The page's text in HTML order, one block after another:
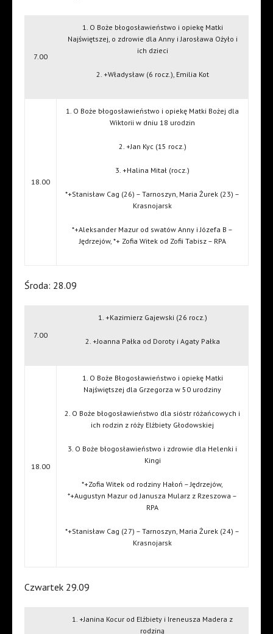
7.00
1. O Boże błogosławieństwo i opiekę Matki
Najświętszej, o zdrowie dla Anny i Jarosława Ożyło i
ich dzieci
2. +Władysław (6 rocz.), Emilia Kot
18.00
1. O Boże błogosławieństwo i opiekę Matki Bożej dla
Wiktorii w dniu 18 urodzin
2. +Jan Kyc (15 rocz.)
3. +Halina Mitał (rocz.)
*+Stanisław Cag (26) – Tarnoszyn, Maria Żurek (23) –
Krasnojarsk
*+Aleksander Mazur od swatów Anny i Józefa B –
Jędrzejów, *+ Zofia Witek od Zofii Tabisz – RPA
Środa: 28.09
7.00
1. +Kazimierz Gajewski (26 rocz.)
2. +Joanna Pałka od Doroty i Agaty Pałka
18.00
1. O Boże Błogosławieństwo i opiekę Matki
Najświętszej dla Grzegorza w 50 urodziny
2. O Boże błogosławieństwo dla sióstr różańcowych i
ich rodzin z róży Elżbiety Głodowskiej
3. O Boże błogosławieństwo i zdrowie dla Helenki i
Kingi
*+Zofia Witek od rodziny Hałoń – Jędrzejów,
*+Augustyn Mazur od Janusza Mularz z Rzeszowa –
RPA
*+Stanisław Cag (27) – Tarnoszyn, Maria Żurek (24) –
Krasnojarsk
Czwartek 29.09
1. +Janina Kocur od Elżbiety i Ireneusza Madera z
rodziną